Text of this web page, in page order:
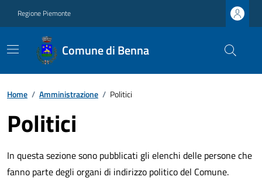
Regione Piemonte
Comune di Benna
Home / Amministrazione / Politici
Politici
In questa sezione sono pubblicati gli elenchi delle persone che
fanno parte degli organi di indirizzo politico del Comune.